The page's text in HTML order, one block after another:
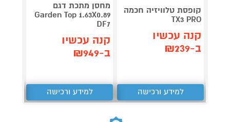
קופסת טלוויזיה חכמה
TX3 PRO
קנה עכשיו
ב-₪239
למידע ורכישה
מחסן מתכת דגם
Garden Top 1.63X0.89
DF7
קנה עכשיו
ב-₪949
למידע ורכישה